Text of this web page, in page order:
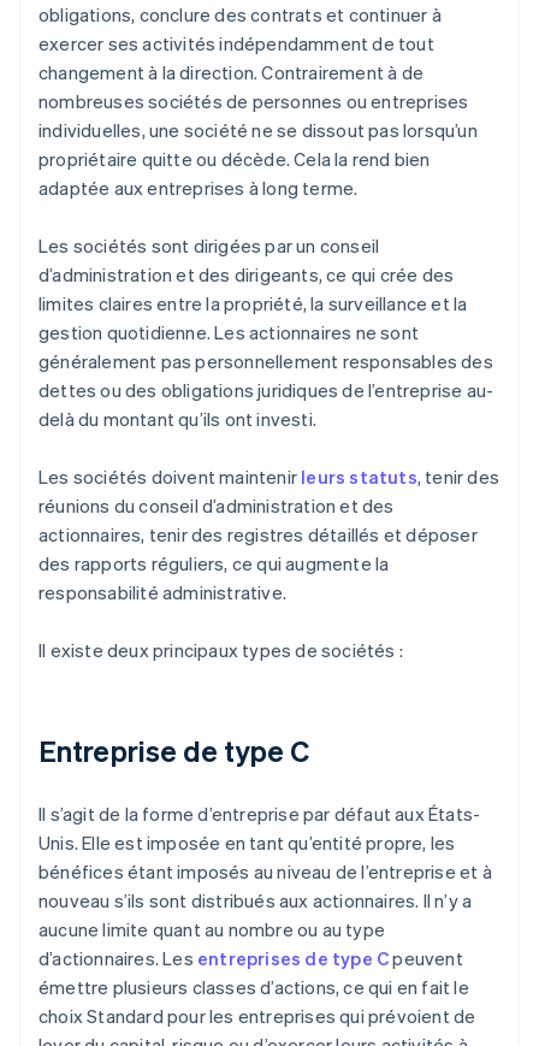
obligations, conclure des contrats et continuer à
exercer ses activités indépendamment de tout
changement à la direction. Contrairement à de
nombreuses sociétés de personnes ou entreprises
individuelles, une société ne se dissout pas lorsqu’un
propriétaire quitte ou décède. Cela la rend bien
adaptée aux entreprises à long terme.
Les sociétés sont dirigées par un conseil
d’administration et des dirigeants, ce qui crée des
limites claires entre la propriété, la surveillance et la
gestion quotidienne. Les actionnaires ne sont
généralement pas personnellement responsables des
dettes ou des obligations juridiques de l’entreprise au-
delà du montant qu’ils ont investi.
Les sociétés doivent maintenir leurs statuts, tenir des
réunions du conseil d’administration et des
actionnaires, tenir des registres détaillés et déposer
des rapports réguliers, ce qui augmente la
responsabilité administrative.
Il existe deux principaux types de sociétés :
Entreprise de type C
Il s’agit de la forme d’entreprise par défaut aux États-
Unis. Elle est imposée en tant qu’entité propre, les
bénéfices étant imposés au niveau de l’entreprise et à
nouveau s’ils sont distribués aux actionnaires. Il n’y a
aucune limite quant au nombre ou au type
d’actionnaires. Les entreprises de type Cpeuvent
émettre plusieurs classes d’actions, ce qui en fait le
choix Standard pour les entreprises qui prévoient de